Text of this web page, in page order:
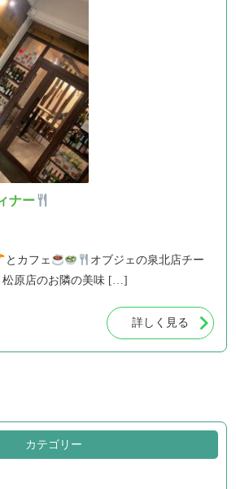
ナー
とカフェ
オブジェの泉北店チー
松原店のお隣の美味 […]
詳しく見る
カテゴリー